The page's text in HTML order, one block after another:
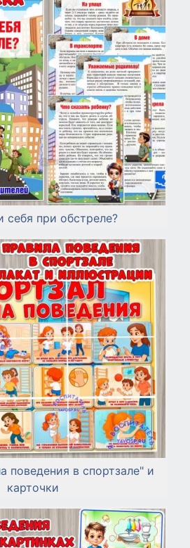
себя при обстреле?
поведения в спортзале" и
карточки